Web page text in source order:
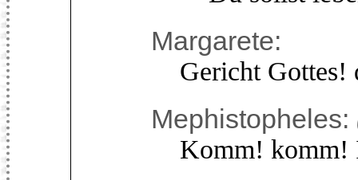
Margarete:
Gericht Gottes!
Mephistopheles:
Komm! komm!